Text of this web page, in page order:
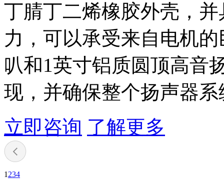
丁腈丁二烯橡胶外壳，
力，可以承受来自电机
叭和1英寸铝质圆顶高音
现，并确保整个扬声器
立即咨询 了解更多
1 234